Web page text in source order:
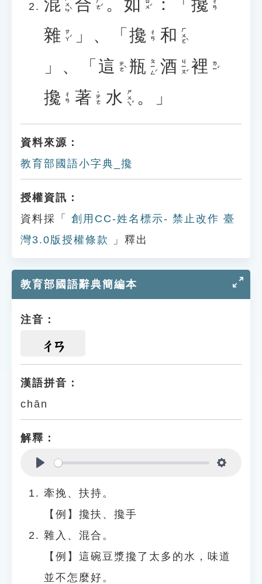
混 ㄏㄨㄣˋ 合 ㄏㄜˊ 。 如 ㄖㄨˊ ：「 攙 ㄔㄢ
雜 ㄗㄚˊ 」、「 攙 ㄔㄢ 和 ㄏㄨㄛˋ
」、「 這 ㄓㄜˋ 瓶 ㄆㄧㄥˊ 酒 ㄐㄧㄡˇ 裡 ㄌㄧˇ
攙 ㄔㄢ 著 ˙ㄓㄜ 水 ㄕㄨㄟˇ 。」
資料來源：
教育部國語小字典_攙
授權資訊：
資料採「
創用CC-姓名標示- 禁止改作 臺
灣3.0版授權條款
」釋出
教育部國語辭典簡編本
注音：
ㄔㄢ
漢語拼音：
chān
解釋：
牽挽、扶持。
【例】攙扶、攙手
雜入、混合。
【例】這碗豆漿攙了太多的水，味道
並不怎麼好。